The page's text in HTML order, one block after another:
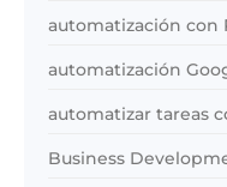
automatización con
automatización
automatizar tareas
Business